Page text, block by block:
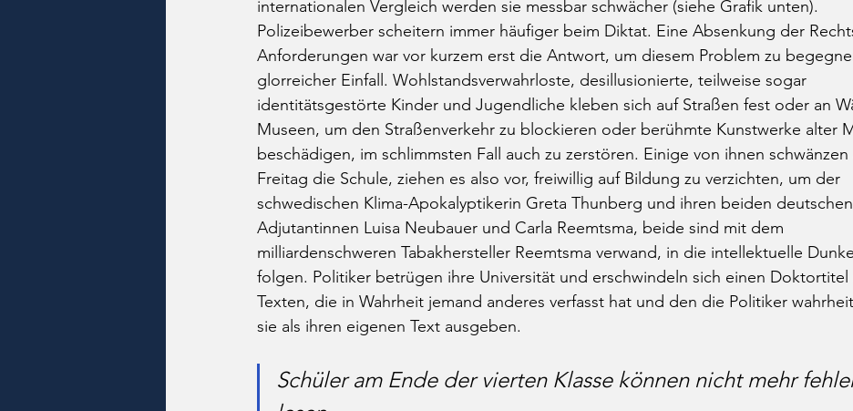
internationalen Vergleich werden sie messbar schwächer (siehe Grafik unten).
Polizeibewerber scheitern immer häufiger beim Diktat. Eine Absenkung der
Anforderungen war vor kurzem erst die Antwort, um diesem Problem zu
glorreicher Einfall. Wohlstandsverwahrloste, desillusionierte, teilweise sogar
identitätsgestörte Kinder und Jugendliche kleben sich auf Straßen fest oder an
Museen, um den Straßenverkehr zu blockieren oder berühmte Kunstwerke alter
beschädigen, im schlimmsten Fall auch zu zerstören. Einige von ihnen schwänzen
Freitag die Schule, ziehen es also vor, freiwillig auf Bildung zu verzichten, um der
schwedischen Klima-Apokalyptikerin Greta Thunberg und ihren beiden deutschen
Adjutantinnen Luisa Neubauer und Carla Reemtsma, beide sind mit dem
milliardenschweren Tabakhersteller Reemtsma verwand, in die intellektuelle
folgen. Politiker betrügen ihre Universität und erschwindeln sich einen Doktortitel
Texten, die in Wahrheit jemand anderes verfasst hat und den die Politiker
sie als ihren eigenen Text ausgeben.
Schüler am Ende der vierten Klasse können nicht mehr